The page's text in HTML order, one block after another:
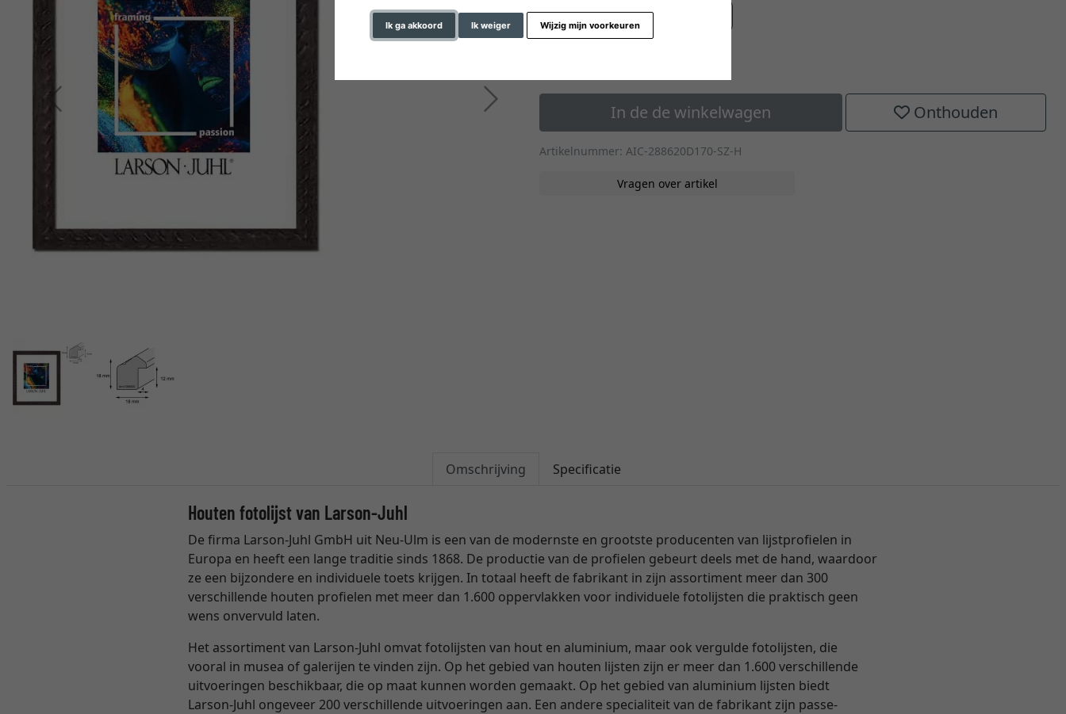
Ik ga akkoord Ik weiger Wijzig mijn voorkeuren
Terug Verder
» naar de formaten op maat
In de de winkelwagen Onthouden
Artikelnummer: AIC-288620D170-SZ-H
Vragen over artikel
Omschrijving Specificatie
Houten fotolijst van Larson-Juhl
De firma Larson-Juhl GmbH uit Neu-Ulm is een van de modernste en grootste producenten van lijstprofielen in
Europa en heeft een lange traditie sinds 1868. De productie van de profielen gebeurt deels met de hand, waardoor
ze een bijzondere en individuele toets krijgen. In totaal heeft de fabrikant in zijn assortiment meer dan 300
verschillende houten profielen met meer dan 1.600 oppervlakken voor individuele fotolijsten die praktisch geen
wens onvervuld laten.
Het assortiment van Larson-Juhl omvat fotolijsten van hout en aluminium, maar ook vergulde fotolijsten, die
vooral in musea of galerijen te vinden zijn. Op het gebied van houten lijsten zijn er meer dan 1.600 verschillende
uitvoeringen beschikbaar, die op maat kunnen worden gemaakt. Op het gebied van aluminium lijsten biedt
Larson-Juhl ongeveer 200 verschillende uitvoeringen aan. Een andere specialiteit van de fabrikant zijn passe-